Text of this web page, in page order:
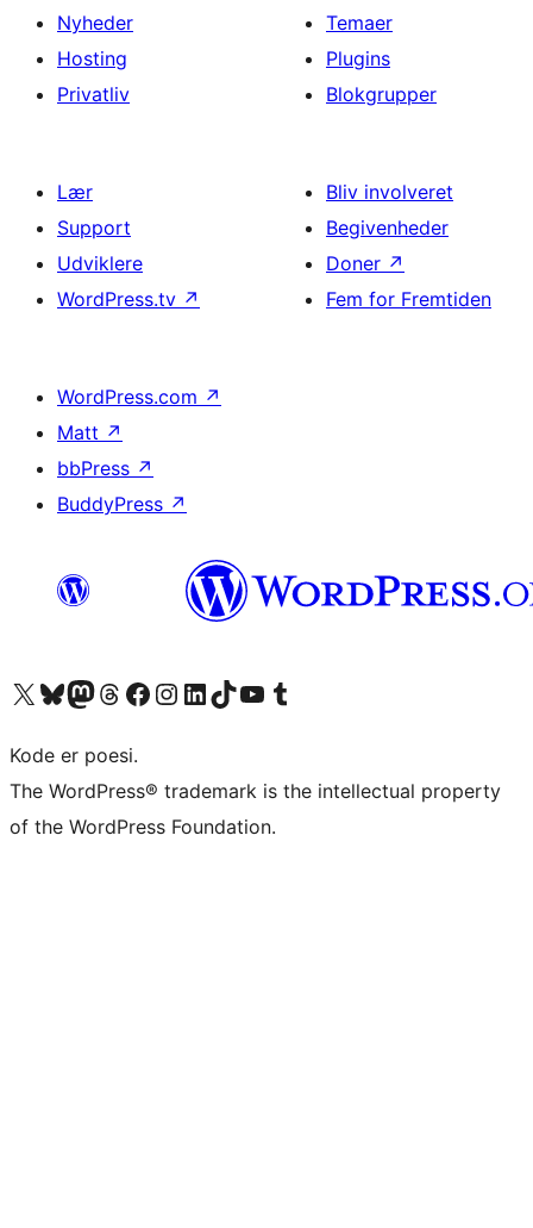
Nyheder
Hosting
Privatliv
Temaer
Plugins
Blokgrupper
Lær
Support
Udviklere
WordPress.tv ↗
Bliv involveret
Begivenheder
Doner ↗
Fem for Fremtiden
WordPress.com ↗
Matt ↗
bbPress ↗
BuddyPress ↗
Besøg vores X (tidligere Twitter) konto
Besøg vores Bluesky-konto
Besøg vores Mastodon konto
Besøg vores Threads-konto
Besøg vores Facebook sideBesøg vores Instagram konto
Besøg vores LinkedIn konto
Besøg vores TikTok-konto
Besøg vores YouTube-kanalBesøg vores Tumblr-konto
Kode er poesi.
The WordPress® trademark is the intellectual property
of the WordPress Foundation.